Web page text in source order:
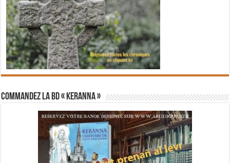
Commandez la BD « Keranna »